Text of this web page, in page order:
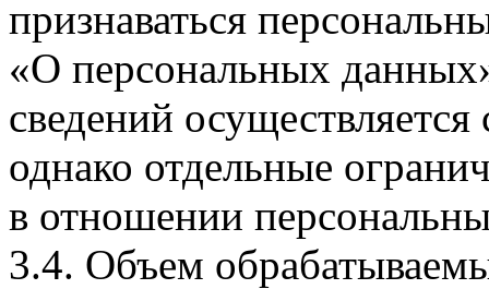
признаваться
«О персональных
сведений
однако отдельные
в отношении
3.4. Объем